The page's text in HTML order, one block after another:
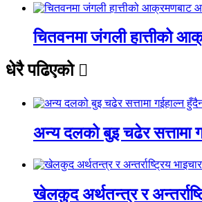
चितवनमा जंगली हात्तीको
धेरै पढिएको
अन्य दलको बुइ चढेर सत्तामा
खेलकुद अर्थतन्त्र र